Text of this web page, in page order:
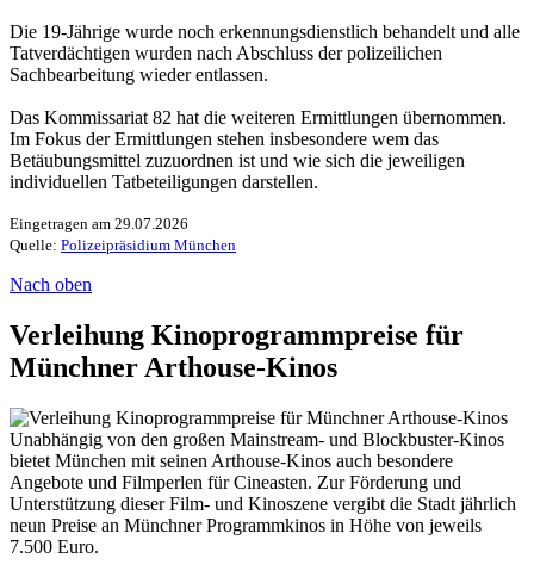
Die 19-Jährige wurde noch erkennungsdienstlich behandelt und alle
Tatverdächtigen wurden nach Abschluss der polizeilichen
Sachbearbeitung wieder entlassen.
Das Kommissariat 82 hat die weiteren Ermittlungen übernommen.
Im Fokus der Ermittlungen stehen insbesondere wem das
Betäubungsmittel zuzuordnen ist und wie sich die jeweiligen
individuellen Tatbeteiligungen darstellen.
Eingetragen am 29.07.2026
Quelle: Polizeipräsidium München
Nach oben
Verleihung Kinoprogrammpreise für
Münchner Arthouse-Kinos
Unabhängig von den großen Mainstream- und Blockbuster-Kinos
bietet München mit seinen Arthouse-Kinos auch besondere
Angebote und Filmperlen für Cineasten. Zur Förderung und
Unterstützung dieser Film- und Kinoszene vergibt die Stadt jährlich
neun Preise an Münchner Programmkinos in Höhe von jeweils
7.500 Euro.